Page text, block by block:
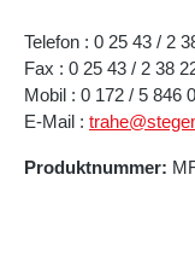
Telefon : 0 25 43 / 2
Fax : 0 25 43 / 2 38
Mobil : 0 172 / 5 846
E-Mail :
Produktnummer: